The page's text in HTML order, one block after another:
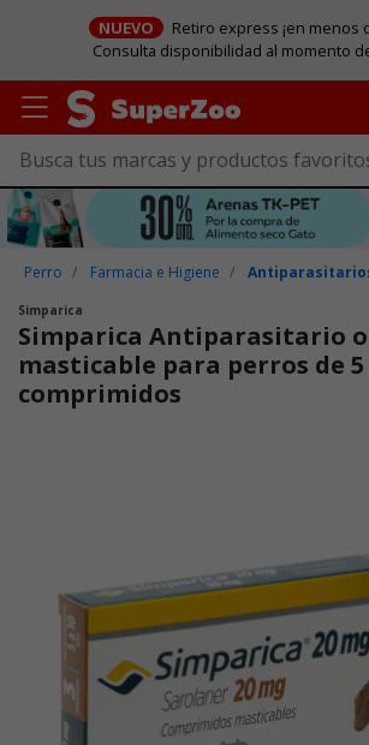
NUEVO
Retiro express ¡en menos
Consulta disponibilidad al momento
Perro Farmacia e Higiene
Simparica
Simparica Antiparasitario
masticable para perros de 5
comprimidos